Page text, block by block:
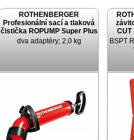
ROTHENBERGER
Profesionální sací a tlaková
čistička ROPUMP Super Plus
dva adaptéry; 2,0 kg
CUT
BSPT